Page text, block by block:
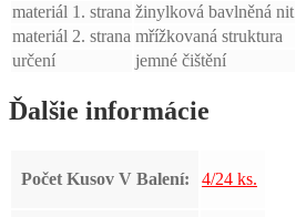
materiál 1. strana žinylková bavlněná nit
materiál 2. strana mřížkovaná struktura
určení
jemné čištění
Ďalšie informácie
Počet Kusov V Balení: 4/24 ks.